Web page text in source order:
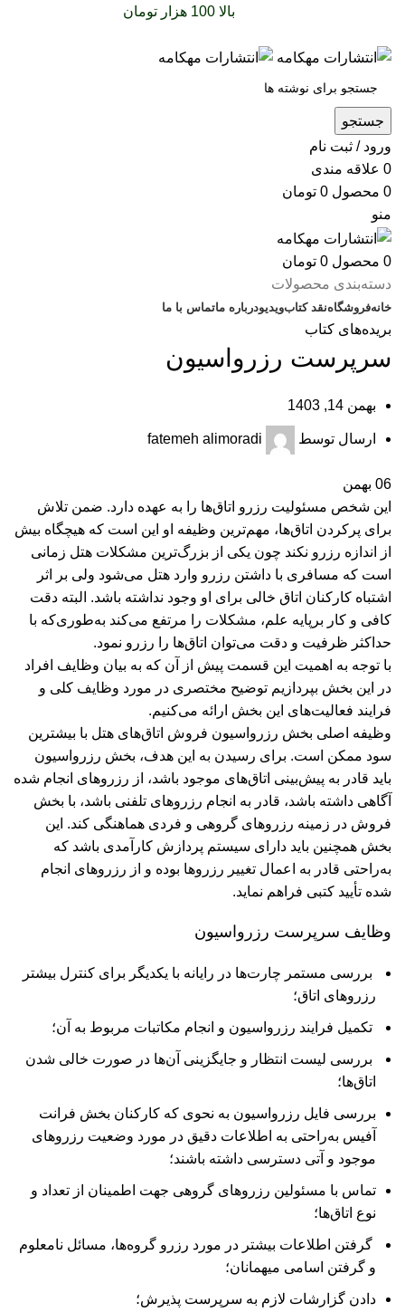
بالا 100 هزار تومان
جستجو
ورود / ثبت نام
0 علاقه مندی
0 محصول 0 تومان
منو
0 محصول 0 تومان
دسته‌بندی محصولات
خانهفروشگاهنقد کتابویدیودرباره‌ ماتماس با ما
بریده‌های کتاب
سرپرست رزرواسیون
بهمن 14, 1403
ارسال توسط fatemeh alimoradi
06 بهمن
این شخص مسئولیت رزرو اتاق‌ها را به عهده دارد. ضمن تلاش
برای پرکردن اتاق‌ها، مهم‌ترین وظیفه او این است که هیچگاه بیش
از اندازه رزرو نکند چون يکی از بزرگ‌ترین مشکلات هتل زمانی
است که مسافری با داشتن رزرو وارد هتل می‌شود ولی بر اثر
اشتباه کارکنان اتاق خالی برای او وجود نداشته باشد. البته دقت
کافی و کار برپایه علم، مشکلات را مرتفع می‌کند به‌طوری‌که با
حداکثر ظرفیت و دقت می‌توان اتاق‌ها را رزرو نمود.
با توجه به اهمیت این قسمت پیش از آن که به بیان وظایف افراد
در این بخش بپردازیم توضیح مختصری در مورد وظایف کلی و
فرایند فعالیت‌های این بخش ارائه می‌کنیم.
وظیفه اصلی بخش رزرواسیون فروش اتاق‌های هتل با بیشترین
سود ممکن است. برای رسیدن به این هدف، بخش رزرواسیون
باید قادر به پیش‌بینی اتاق‌های موجود باشد، از رزروهای انجام شده
آگاهی داشته باشد، قادر به انجام رزروهای تلفنی باشد، با بخش
فروش در زمینه رزروهای گروهی و فردی هماهنگی کند. این
بخش همچنین باید دارای سیستم پردازش کارآمدی باشد که
به‌راحتی قادر به اعمال تغییر رزروها بوده و از رزروهای انجام
شده تأیید کتبی فراهم نماید.
وظایف سرپرست رزرواسیون
بررسی مستمر چارت‌ها در رایانه با یکدیگر برای کنترل بیشتر
رزروهای اتاق؛
تکمیل فرایند رزرواسیون و انجام مکاتبات مربوط به آن؛
بررسی لیست انتظار و جایگزینی آن‌ها در صورت خالی شدن
اتاق‌ها؛
بررسی فایل رزرواسیون به نحوی که کارکنان بخش فرانت
آفیس به‌راحتی به اطلاعات دقیق در مورد وضعیت رزروهای
موجود و آتی دسترسی داشته باشند؛
تماس با مسئولین رزروهای گروهی جهت اطمینان از تعداد و
نوع اتاق‌ها؛
گرفتن اطلاعات بیشتر در مورد رزرو گروه‌ها، مسائل نامعلوم
و گرفتن اسامی میهمانان؛
دادن گزارشات لازم به سرپرست پذیرش؛